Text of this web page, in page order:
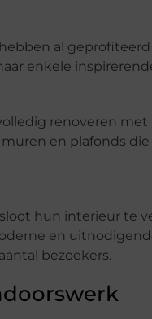
al
enkele
renoveren
en plafonds
hun interieur te
en
bezoekers.